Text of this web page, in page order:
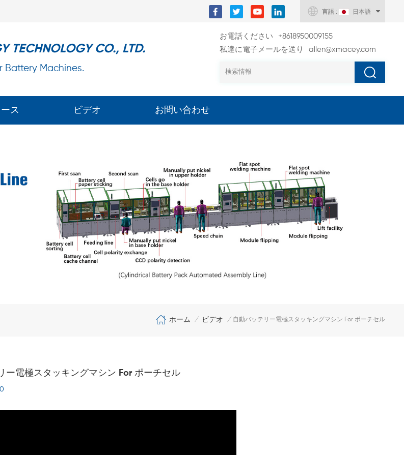
言語 : 日本語
TECHNOLOGY CO., LTD.
Battery Machines.
お電話ください
+8618950009155
私達に電子メールを送り
allen@xmacey.com
ス ビデオ お問い合わせ
ホーム / ビデオ / 自動バッテリー電極スタッキングマシン For ポーチセル
ー電極スタッキングマシン For ポーチセル